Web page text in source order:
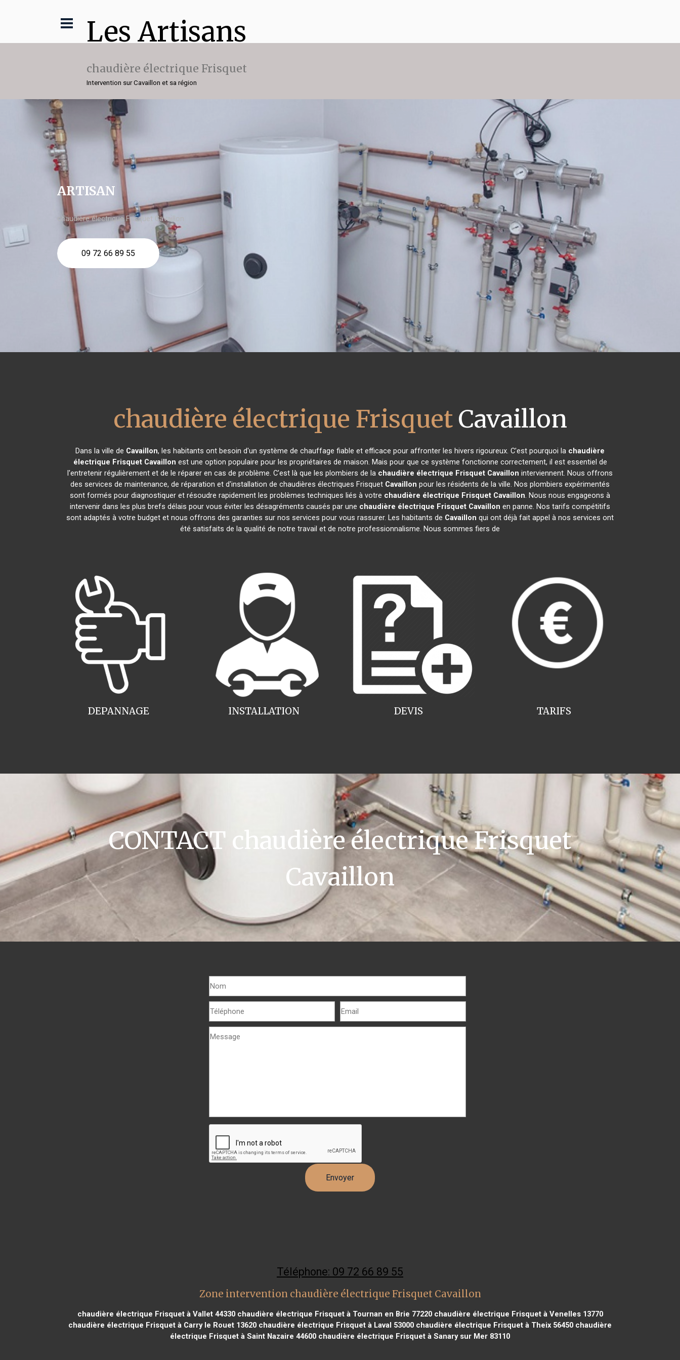
Les Artisans
chaudière électrique Frisquet
Intervention sur Cavaillon et sa région
ARTISAN
chaudière électrique Frisquet Cavaillon
09 72 66 89 55
chaudière électrique FrisquetCavaillon
Dans la ville de Cavaillon, les habitants ont besoin d'un système de chauffage fiable et efficace pour affronter les hivers rigoureux. C'est pourquoi la chaudière
électrique Frisquet Cavaillon est une option populaire pour les propriétaires de maison. Mais pour que ce système fonctionne correctement, il est essentiel de
l'entretenir régulièrement et de le réparer en cas de problème. C'est là que les plombiers de la chaudière électrique Frisquet Cavaillon interviennent. Nous offrons
des services de maintenance, de réparation et d'installation de chaudières électriques Frisquet Cavaillon pour les résidents de la ville. Nos plombiers expérimentés
sont formés pour diagnostiquer et résoudre rapidement les problèmes techniques liés à votre chaudière électrique Frisquet Cavaillon. Nous nous engageons à
intervenir dans les plus brefs délais pour vous éviter les désagréments causés par une chaudière électrique Frisquet Cavaillon en panne. Nos tarifs compétitifs
sont adaptés à votre budget et nous offrons des garanties sur nos services pour vous rassurer. Les habitants de Cavaillon qui ont déjà fait appel à nos services ont
été satisfaits de la qualité de notre travail et de notre professionnalisme. Nous sommes fiers de
INSTALLATION
DEPANNAGE TARIFS
DEVIS
CONTACT chaudière électrique Frisquet
Cavaillon
Téléphone: 09 72 66 89 55
Zone intervention chaudière électrique Frisquet Cavaillon
chaudière électrique Frisquet à Vallet 44330chaudière électrique Frisquet à Tournan en Brie 77220chaudière électrique Frisquet à Venelles 13770
chaudière électrique Frisquet à Carry le Rouet 13620 chaudière électrique Frisquet à Laval 53000 chaudière électrique Frisquet à Theix 56450 chaudière
électrique Frisquet à Saint Nazaire 44600 chaudière électrique Frisquet à Sanary sur Mer 83110